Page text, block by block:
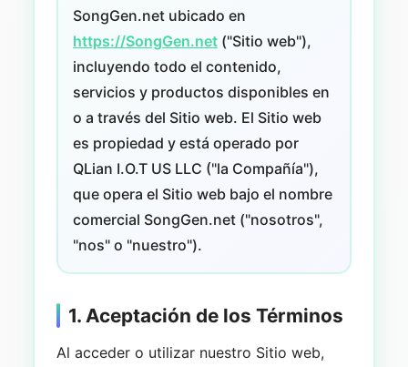
SongGen.net ubicado en
https://SongGen.net("Sitio web"),
incluyendo todo el contenido,
servicios y productos disponibles en
o a través del Sitio web. El Sitio web
es propiedad y está operado por
QLian I.O.T US LLC ("la Compañía"),
que opera el Sitio web bajo el nombre
comercial SongGen.net ("nosotros",
"nos" o "nuestro").
1. Aceptación de los Términos
Al acceder o utilizar nuestro Sitio web,